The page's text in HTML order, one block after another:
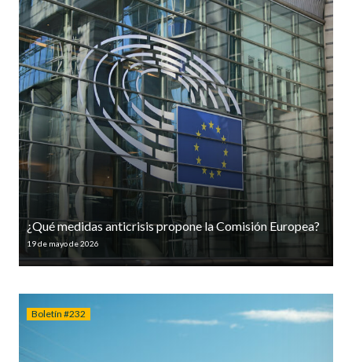
¿Qué medidas anticrisis propone la Comisión Europea?
19 de mayo de 2026
Boletín #232